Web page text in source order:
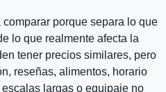
porque separa lo que
lo que realmente afecta la
tener precios similares, pero
reseñas, alimentos, horario
largas o equipaje no